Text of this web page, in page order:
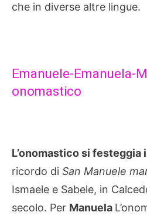
che in diverse altre lingue.
Emanuele-Emanuela-
onomastico
L’onomastico si festeggia
ricordo di San Manuele
Ismaele e Sabele, in
secolo. Per Manuela